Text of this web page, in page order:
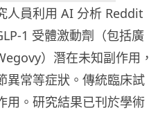
人員利用 AI 分析 Reddit
1 受體激動劑（包括廣
）潛在未知副作用，
異常等症狀。傳統臨床試
用。研究結果已刊於學術